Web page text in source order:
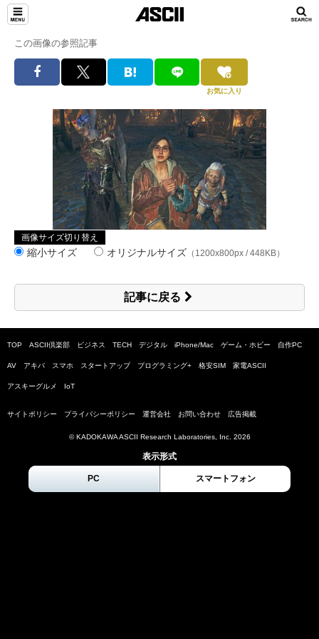
この画像の参照記事
お気に入り
画像サイズ切り替え
縮小サイズ オリジナルサイズ （1200x800px / 448KB）
記事に戻る
TOP ASCII倶楽部 ビジネス TECH デジタル iPhone/Mac ゲーム・ホビー 自作PC
AV アキバ スマホ スタートアップ プログラミング+ 格安SIM 家電ASCII
アスキーグルメ IoT
サイトポリシー プライバシーポリシー 運営会社 お問い合わせ 広告掲載
© KADOKAWA ASCII Research Laboratories, Inc. 2026
表示形式
PC スマートフォン